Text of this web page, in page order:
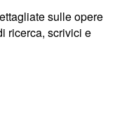
sulle opere
ricerca, scrivici e